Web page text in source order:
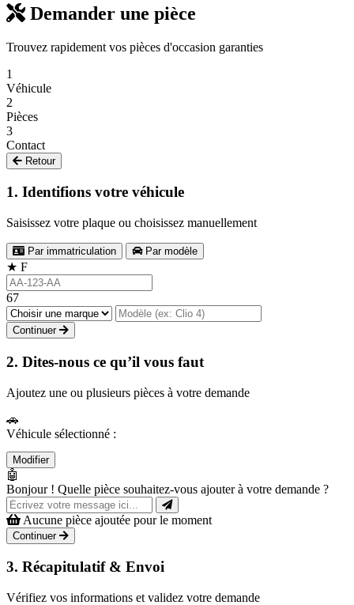
Demander une pièce
Trouvez rapidement vos pièces d'occasion garanties
1
Véhicule
2
Pièces
3
Contact
Retour
1. Identifions votre véhicule
Saisissez votre plaque ou choisissez manuellement
Par immatriculation Par modèle
★ F
67
Continuer
2. Dites-nous ce qu’il vous faut
Ajoutez une ou plusieurs pièces à votre demande
🚗
Véhicule sélectionné :
Modifier
🤖
Bonjour ! Quelle pièce souhaitez-vous ajouter à votre demande ?
Aucune pièce ajoutée pour le moment
Continuer
3. Récapitulatif & Envoi
Vérifiez vos informations et validez votre demande